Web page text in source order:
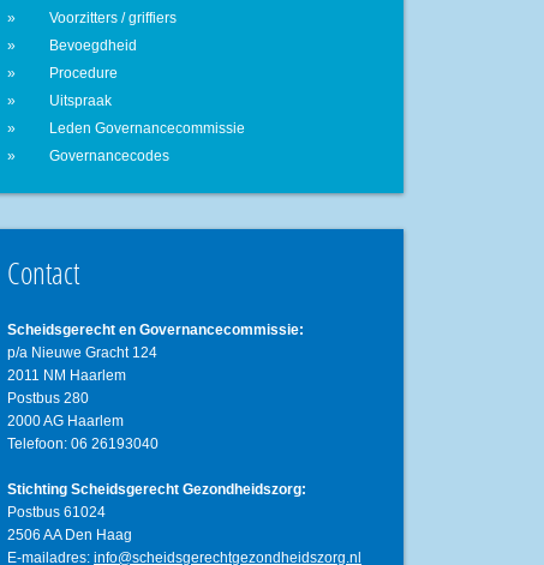
Voorzitters / griffiers
Bevoegdheid
Procedure
Uitspraak
Leden Governancecommissie
Governancecodes
Contact
Scheidsgerecht en Governancecommissie:
p/a Nieuwe Gracht 124
2011 NM Haarlem
Postbus 280
2000 AG Haarlem
Telefoon: 06 26193040
Stichting Scheidsgerecht Gezondheidszorg:
Postbus 61024
2506 AA Den Haag
E-mailadres: info@scheidsgerechtgezondheidszorg.nl